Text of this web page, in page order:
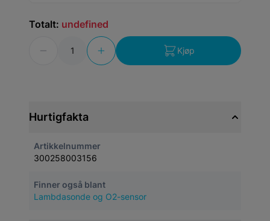
Totalt: undefined
Kjøp
Hurtigfakta
Artikkelnummer
300258003156
Finner også blant
Lambdasonde og O2-sensor